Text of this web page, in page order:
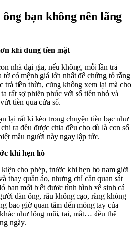
bạn không nên lãng
khi dùng tiền mặt
nhà đại gia, nếu không, mỗi lần trả
tờ có mệnh giá lớn nhất để chứng tỏ rằng
trả tiền thừa, cũng không xem lại mà cho
rất sợ phiền phức với số tiền nhỏ và
tiền qua cửa sổ.
lại rất kì kèo trong chuyện tiền bạc như
ra đều được chia đều cho dù là con số
mẫu người này ngay lập tức.
khi hẹn hò
cho phép, trước khi hẹn hò nam giới
thay quần áo, nhưng chỉ cần quan sát
bạn mới biết được tình hình vệ sinh cá
đàn ông, râu không cạo, răng không
bao giờ quan tâm đến móng tay của
như lông mũi, tai, mắt… đều thể
ngày.